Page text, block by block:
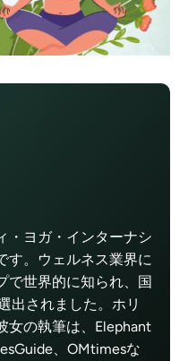
・ヨガ・インターナシ
す。ウェルネス業界に
で世界的に知られ、国
出されました。ホリ
女の執筆は、Elephant
、OMtimesな